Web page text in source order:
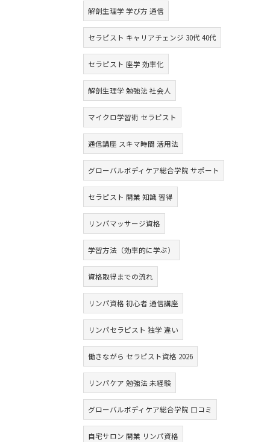
解剖生理学 学び方 通信
セラピスト キャリアチェンジ 30代 40代
セラピスト 座学 効率化
解剖生理学 勉強法 社会人
マイクロ学習術 セラピスト
通信講座 スキマ時間 活用法
グローバルボディケア総合学院 サポート
セラピスト 開業 知識 習得
リンパマッサージ資格
学習方法（効率的に学ぶ）
資格取得までの流れ
リンパ資格 初心者 通信講座
リンパセラピスト 独学 違い
働きながら セラピスト資格 2026
リンパケア 勉強法 未経験
グローバルボディケア総合学院 口コミ
自宅サロン 開業 リンパ資格